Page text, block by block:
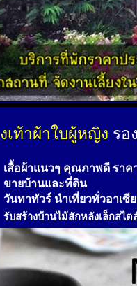
เท้าผ้าใบผู้หญิง รอ
เสื้อผ้าแนวๆ คุณภาพดี ราค
ขายบ้านและที่ดิน
วันทาทัวร์ นำเที่ยวทั่วอาเซี
รับสร้างบ้านไม้สักหลังเล็กสไต